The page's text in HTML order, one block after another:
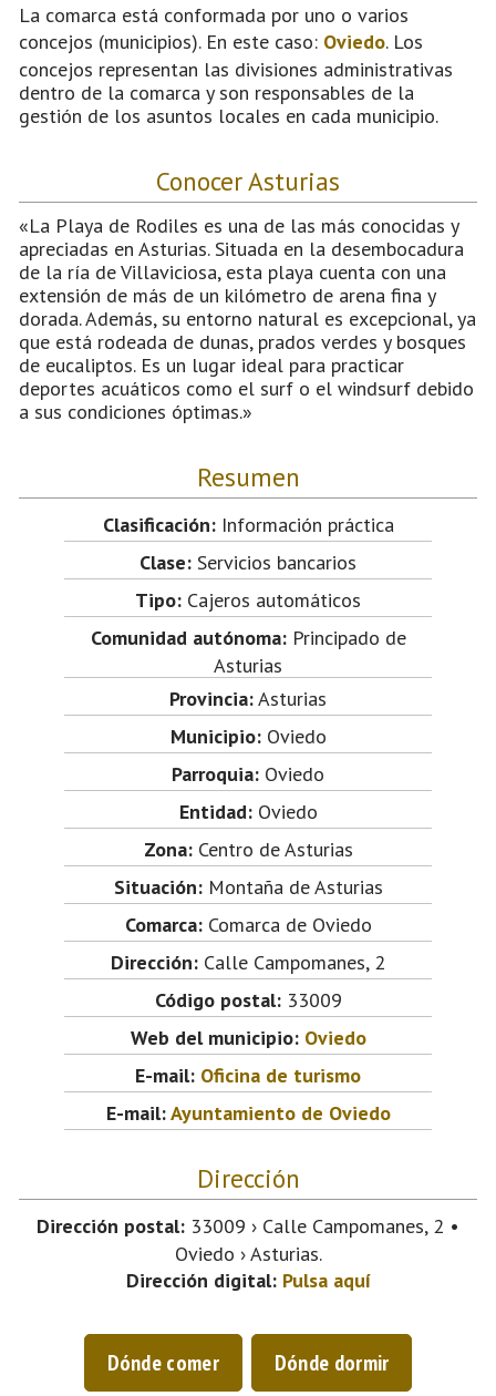
La comarca está conformada por uno o varios
concejos (municipios). En este caso: Oviedo. Los
concejos representan las divisiones administrativas
dentro de la comarca y son responsables de la
gestión de los asuntos locales en cada municipio.
Conocer Asturias
«La Playa de Rodiles es una de las más conocidas y
apreciadas en Asturias. Situada en la desembocadura
de la ría de Villaviciosa, esta playa cuenta con una
extensión de más de un kilómetro de arena fina y
dorada. Además, su entorno natural es excepcional, ya
que está rodeada de dunas, prados verdes y bosques
de eucaliptos. Es un lugar ideal para practicar
deportes acuáticos como el surf o el windsurf debido
a sus condiciones óptimas.»
Resumen
Clasificación:Información práctica
Clase: Servicios bancarios
Tipo: Cajeros automáticos
Comunidad autónoma:Principado de
Asturias
Provincia:Asturias
Municipio:Oviedo
Parroquia: Oviedo
Entidad:Oviedo
Zona:Centro de Asturias
Situación:Montaña de Asturias
Comarca:Comarca de Oviedo
Dirección: Calle Campomanes, 2
Código postal:33009
Web del municipio: Oviedo
E-mail: Oficina de turismo
E-mail:Ayuntamiento de Oviedo
Dirección
Dirección postal: 33009 › Calle Campomanes, 2 •
Oviedo › Asturias.
Dirección digital: Pulsa aquí
Dónde comer Dónde dormir